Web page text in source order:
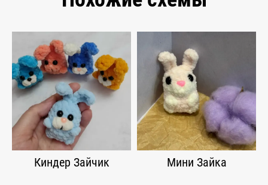
Киндер Зайчик Мини Зайка